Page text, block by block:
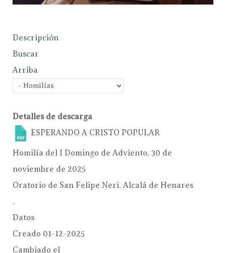
Descripción
Buscar
Arriba
Detalles de descarga
ESPERANDO A CRISTO POPULAR
Homilía del I Domingo de Adviento, 30 de
noviembre de 2025
Oratorio de San Felipe Neri. Alcalá de Henares
.
Datos
Creado 01-12-2025
Cambiado el